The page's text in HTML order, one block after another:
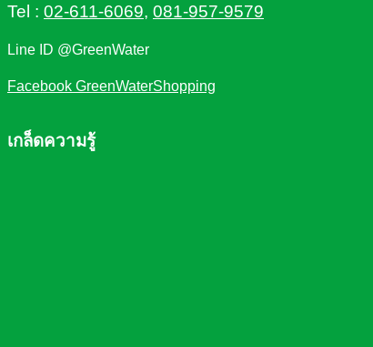
Tel : 02-611-6069, 081-957-9579
Line ID @GreenWater
Facebook GreenWaterShopping
เกล็ดความรู้